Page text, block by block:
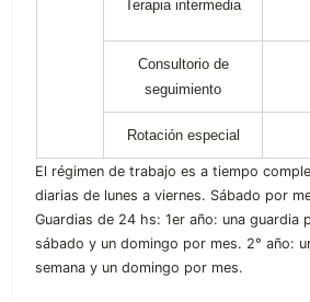
Terapia intermedia
Consultorio de
seguimiento
Rotación especial
El régimen de trabajo es a tiempo
diarias de lunes a viernes. Sábado por
Guardias de 24 hs: 1er año: una guardia
sábado y un domingo por mes. 2° año:
semana y un domingo por mes.